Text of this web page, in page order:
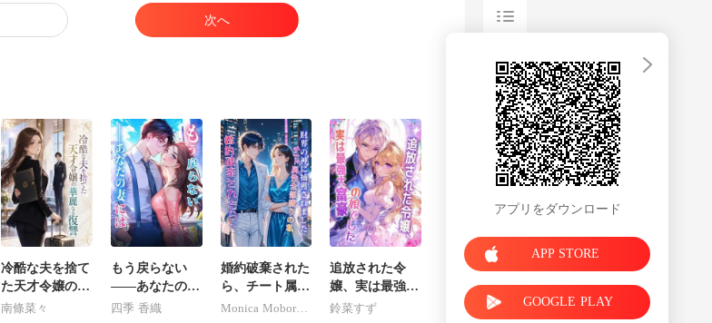
次へ
冷酷な夫を捨て
た天才令嬢の華
麗なる復讐
南條菜々
もう戻らない
――あなたの妻
には
四季 香織
婚約破棄された
ら、チート属性
全部盛りの私が
Monica Moboreader
追放された令
嬢、実は最強大
富豪の娘でした
鈴菜すず
アプリをダウンロード
APP STORE
GOOGLE PLAY